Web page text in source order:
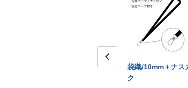
袋織/10mm＋ナス
ク